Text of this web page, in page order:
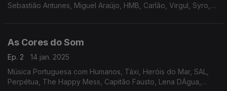
Sebastião Antunes, Miguel Araújo, HMB, Carlão, Virgul, Syro,
As Cores do Som
Ep. 2
14 jan. 2025
Música Portuguesa com Humanos, Táxi, Heróis do Mar, SAL,
Perpétua, The Happy Mess, Capitão Fausto, Lena DÁgua,